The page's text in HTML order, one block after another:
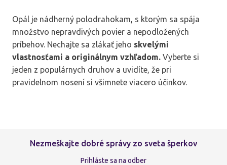
Opál je nádherný polodrahokam, s ktorým sa spája
množstvo nepravdivých povier a nepodložených
príbehov. Nechajte sa zlákať jeho skvelými
vlastnosťami a originálnym vzhľadom. Vyberte si
jeden z populárnych druhov a uvidíte, že pri
pravidelnom nosení si všimnete viacero účinkov.
Nezmeškajte dobré správy zo sveta šperkov
Prihláste sa na odber